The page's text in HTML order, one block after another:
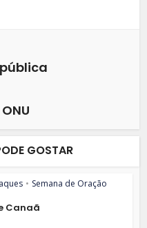
GOSTAR
• Semana de Oração
Canaã